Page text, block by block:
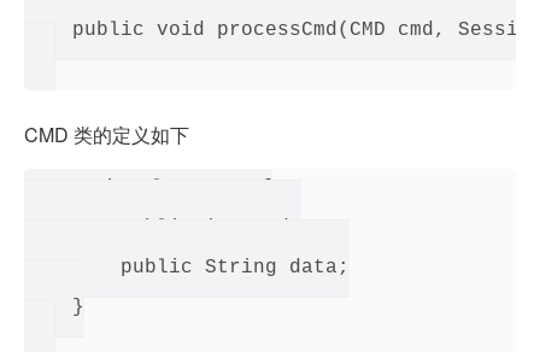
public void processCmd(CMD cmd,
CMD 类的定义如下
        public String data;
    }